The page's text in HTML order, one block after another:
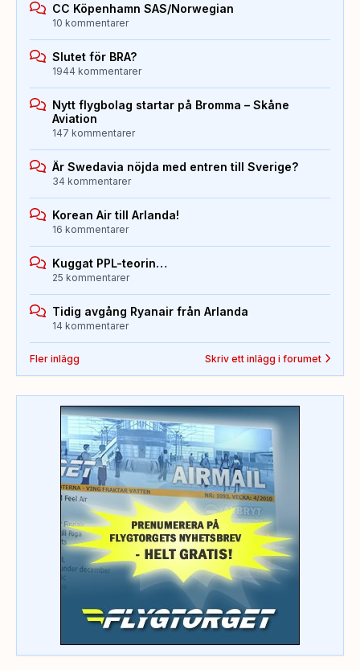
CC Köpenhamn SAS/Norwegian
10 kommentarer
Slutet för BRA?
1944 kommentarer
Nytt flygbolag startar på Bromma – Skåne
Aviation
147 kommentarer
Är Swedavia nöjda med entren till Sverige?
34 kommentarer
Korean Air till Arlanda!
16 kommentarer
Kuggat PPL-teorin…
25 kommentarer
Tidig avgång Ryanair från Arlanda
14 kommentarer
Fler inlägg Skriv ett inlägg i forumet